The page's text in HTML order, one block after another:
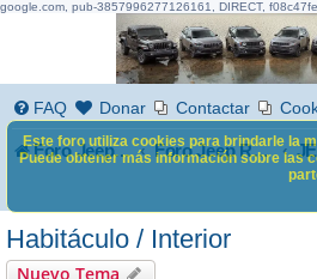
google.com, pub-3857996277126161, DIRECT,
FAQ Donar Contactar
Foro Jeep Renegade Foro Jeep Renegade
Habitáculo / Interior
Nuevo Tema
Este foro utiliza cookies para brindarle la
Puede obtener más información sobre las